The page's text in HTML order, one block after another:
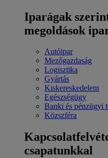
Iparágak
megoldások
Autóipar
Mezőgazdaság
Logisztika
Gyártás
Kiskereskedelem
Egészségügy
Banki és pénzügyi
Közszféra
csapatunkkal